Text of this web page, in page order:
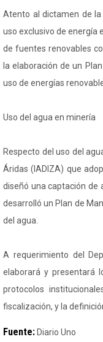
Atento al dictamen de la
uso exclusivo de energía
de fuentes renovables
la elaboración de un
uso de energías
Uso del agua en minería
Respecto del uso del
Áridas (IADIZA) que
diseñó una captación de
desarrolló un Plan de
del agua.
A requerimiento del
elaborará y presentará
protocolos
fiscalización, y la
Fuente: Diario Uno